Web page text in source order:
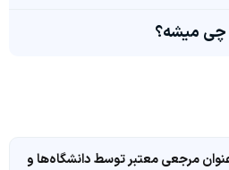
مرجعی معتبر توسط دانشگاه‌ها و